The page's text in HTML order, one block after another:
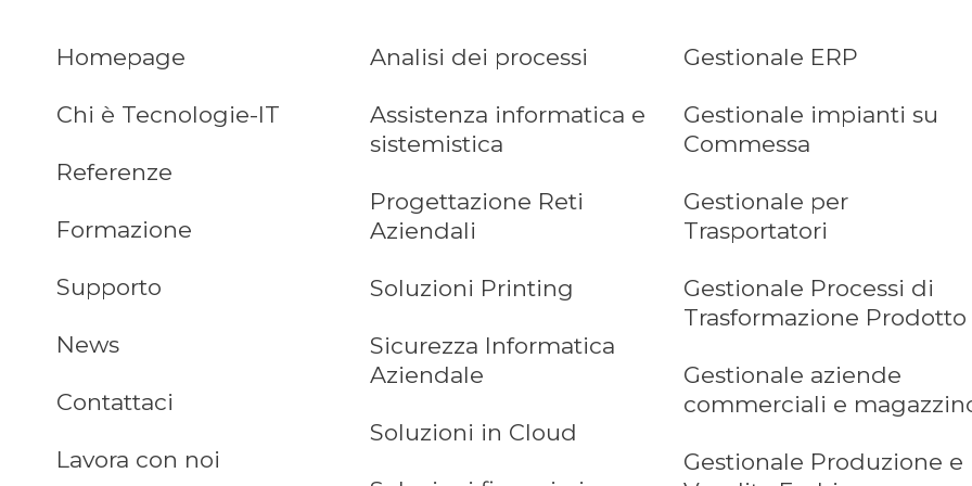
Homepage
Chi è Tecnologie-IT
Referenze
Formazione
Supporto
News
Contattaci
Lavora con noi
Analisi dei processi
Assistenza informatica e
sistemistica
Progettazione Reti
Aziendali
Soluzioni Printing
Sicurezza Informatica
Aziendale
Soluzioni in Cloud
Gestionale ERP
Gestionale impianti su
Commessa
Gestionale per
Trasportatori
Gestionale Processi di
Trasformazione Prodotto
Gestionale aziende
commerciali e
Gestionale Produzione e